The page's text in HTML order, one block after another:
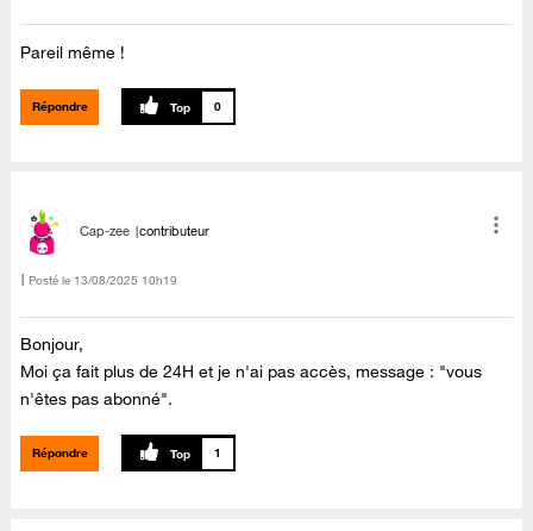
Pareil même !
Répondre 0
Cap-zee contributeur
Posté le ‎13/08/2025 10h19
Bonjour,
Moi ça fait plus de 24H et je n'ai pas accès, message : "vous
n'êtes pas abonné".
Répondre 1